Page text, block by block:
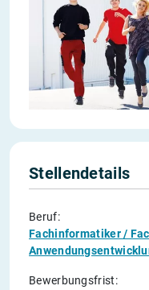
Stellendetails
Beruf:
Fachinformatiker /
Bewerbungsfrist: